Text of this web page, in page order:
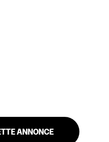
ANNONCE